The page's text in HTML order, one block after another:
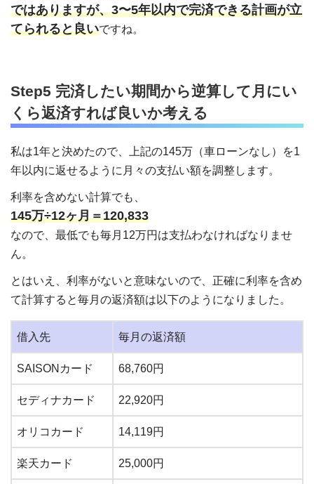
ではありますが、3〜5年以内で完済できる計画が立
てられると良いですね。
Step5 完済したい期間から逆算して月にい
くら返済すれば良いか考える
私は1年と決めたので、上記の145万（車ローンなし）を1
年以内に返せるように月々の支払い額を調整します。
利率を含めない計算でも、
145万÷12ヶ月＝120,833
なので、最低でも毎月12万円は支払わなければなりませ
ん。
とはいえ、利率がないと意味ないので、正確に利率を含め
て計算すると毎月の返済額は以下のようになりました。
借入先 毎月の返済額
SAISONカード 68,760円
セディナカード 22,920円
オリコカード 14,119円
楽天カード 25,000円